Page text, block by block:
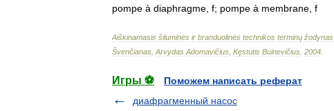
pompe à diaphragme f; pompe à membrane f
Aiškinamasis šiluminės ir branduolinės technikos terminų žodynas
Švenčianas Arvydas Adomavičius Kęstutis Buinevičius 2004
Игры ⚽
Поможем написать реферат
диафрагменный насос